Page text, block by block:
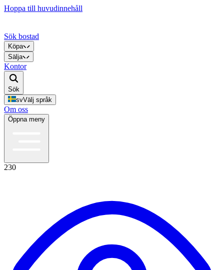
Hoppa till huvudinnehåll
Sök bostad
Köpa
Sälja
Kontor
Sök
svVälj språk
Om oss
Öppna meny
230